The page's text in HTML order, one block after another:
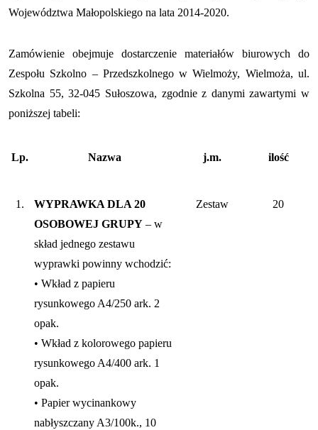
Województwa Małopolskiego na lata 2014-2020.
Zamówienie obejmuje dostarczenie materiałów biurowych do
Zespołu Szkolno – Przedszkolnego w Wielmoży, Wielmoża, ul.
Szkolna 55, 32-045 Sułoszowa, zgodnie z danymi zawartymi w
poniższej tabeli:
Lp. Nazwa j.m. ilość
1.
WYPRAWKA DLA 20
OSOBOWEJ GRUPY – w
skład jednego zestawu
wyprawki powinny wchodzić:
• Wkład z papieru
rysunkowego A4/250 ark. 2
opak.
• Wkład z kolorowego papieru
rysunkowego A4/400 ark. 1
opak.
• Papier wycinankowy
nabłyszczany A3/100k., 10
Zestaw 20